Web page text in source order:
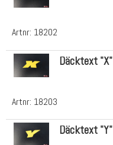
Artnr: 18202
Artnr: 18203
Däcktext "X"
Däcktext "Y"